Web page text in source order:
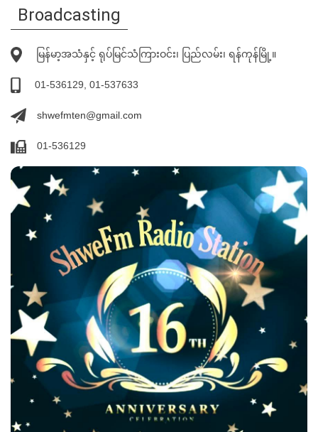
Broadcasting
မြန်မာ့အသံနှင့် ရုပ်မြင်သံကြားဝင်း၊ ပြည်လမ်း၊ ရန်ကုန်မြို့။
01-536129, 01-537633
shwefmten@gmail.com
01-536129